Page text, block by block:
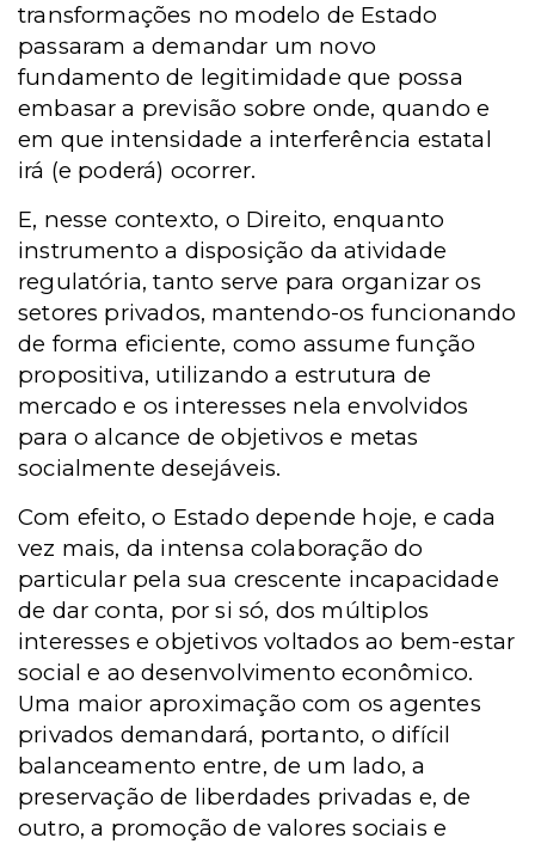
transformações no modelo de Estado
passaram a demandar um novo
fundamento de legitimidade que possa
embasar a previsão sobre onde, quando e
em que intensidade a interferência estatal
irá (e poderá) ocorrer.
E, nesse contexto, o Direito, enquanto
instrumento a disposição da atividade
regulatória, tanto serve para organizar os
setores privados, mantendo-os funcionando
de forma eficiente, como assume função
propositiva, utilizando a estrutura de
mercado e os interesses nela envolvidos
para o alcance de objetivos e metas
socialmente desejáveis.
Com efeito, o Estado depende hoje, e cada
vez mais, da intensa colaboração do
particular pela sua crescente incapacidade
de dar conta, por si só, dos múltiplos
interesses e objetivos voltados ao bem-estar
social e ao desenvolvimento econômico.
Uma maior aproximação com os agentes
privados demandará, portanto, o difícil
balanceamento entre, de um lado, a
preservação de liberdades privadas e, de
outro, a promoção de valores sociais e